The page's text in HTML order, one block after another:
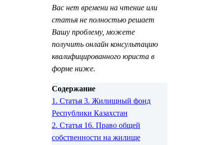
Вас нет времени на чтение или
статья не полностью решает
Вашу проблему, можете
получить онлайн консультацию
квалифицированного юриста в
форме ниже.
Содержание
1. Статья 3. Жилищный фонд
Республики Казахстан
2. Статья 16. Право общей
собственности на жилище